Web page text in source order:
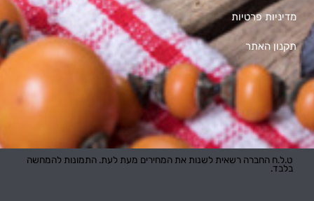
מדיניות פרטיות
תקנון האתר
ט.ל.ח החברה רשאית לשנות את המחירים מעת לעת. התמונות להמחשה
בלבד.